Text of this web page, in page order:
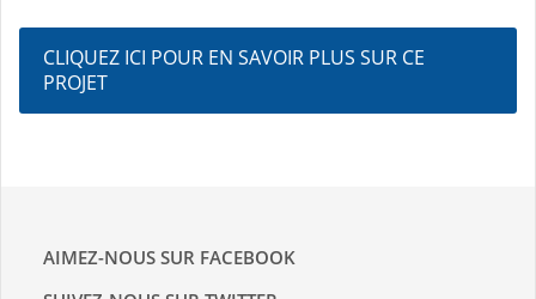
CLIQUEZ ICI POUR EN SAVOIR PLUS SUR CE
PROJET
AIMEZ-NOUS SUR FACEBOOK